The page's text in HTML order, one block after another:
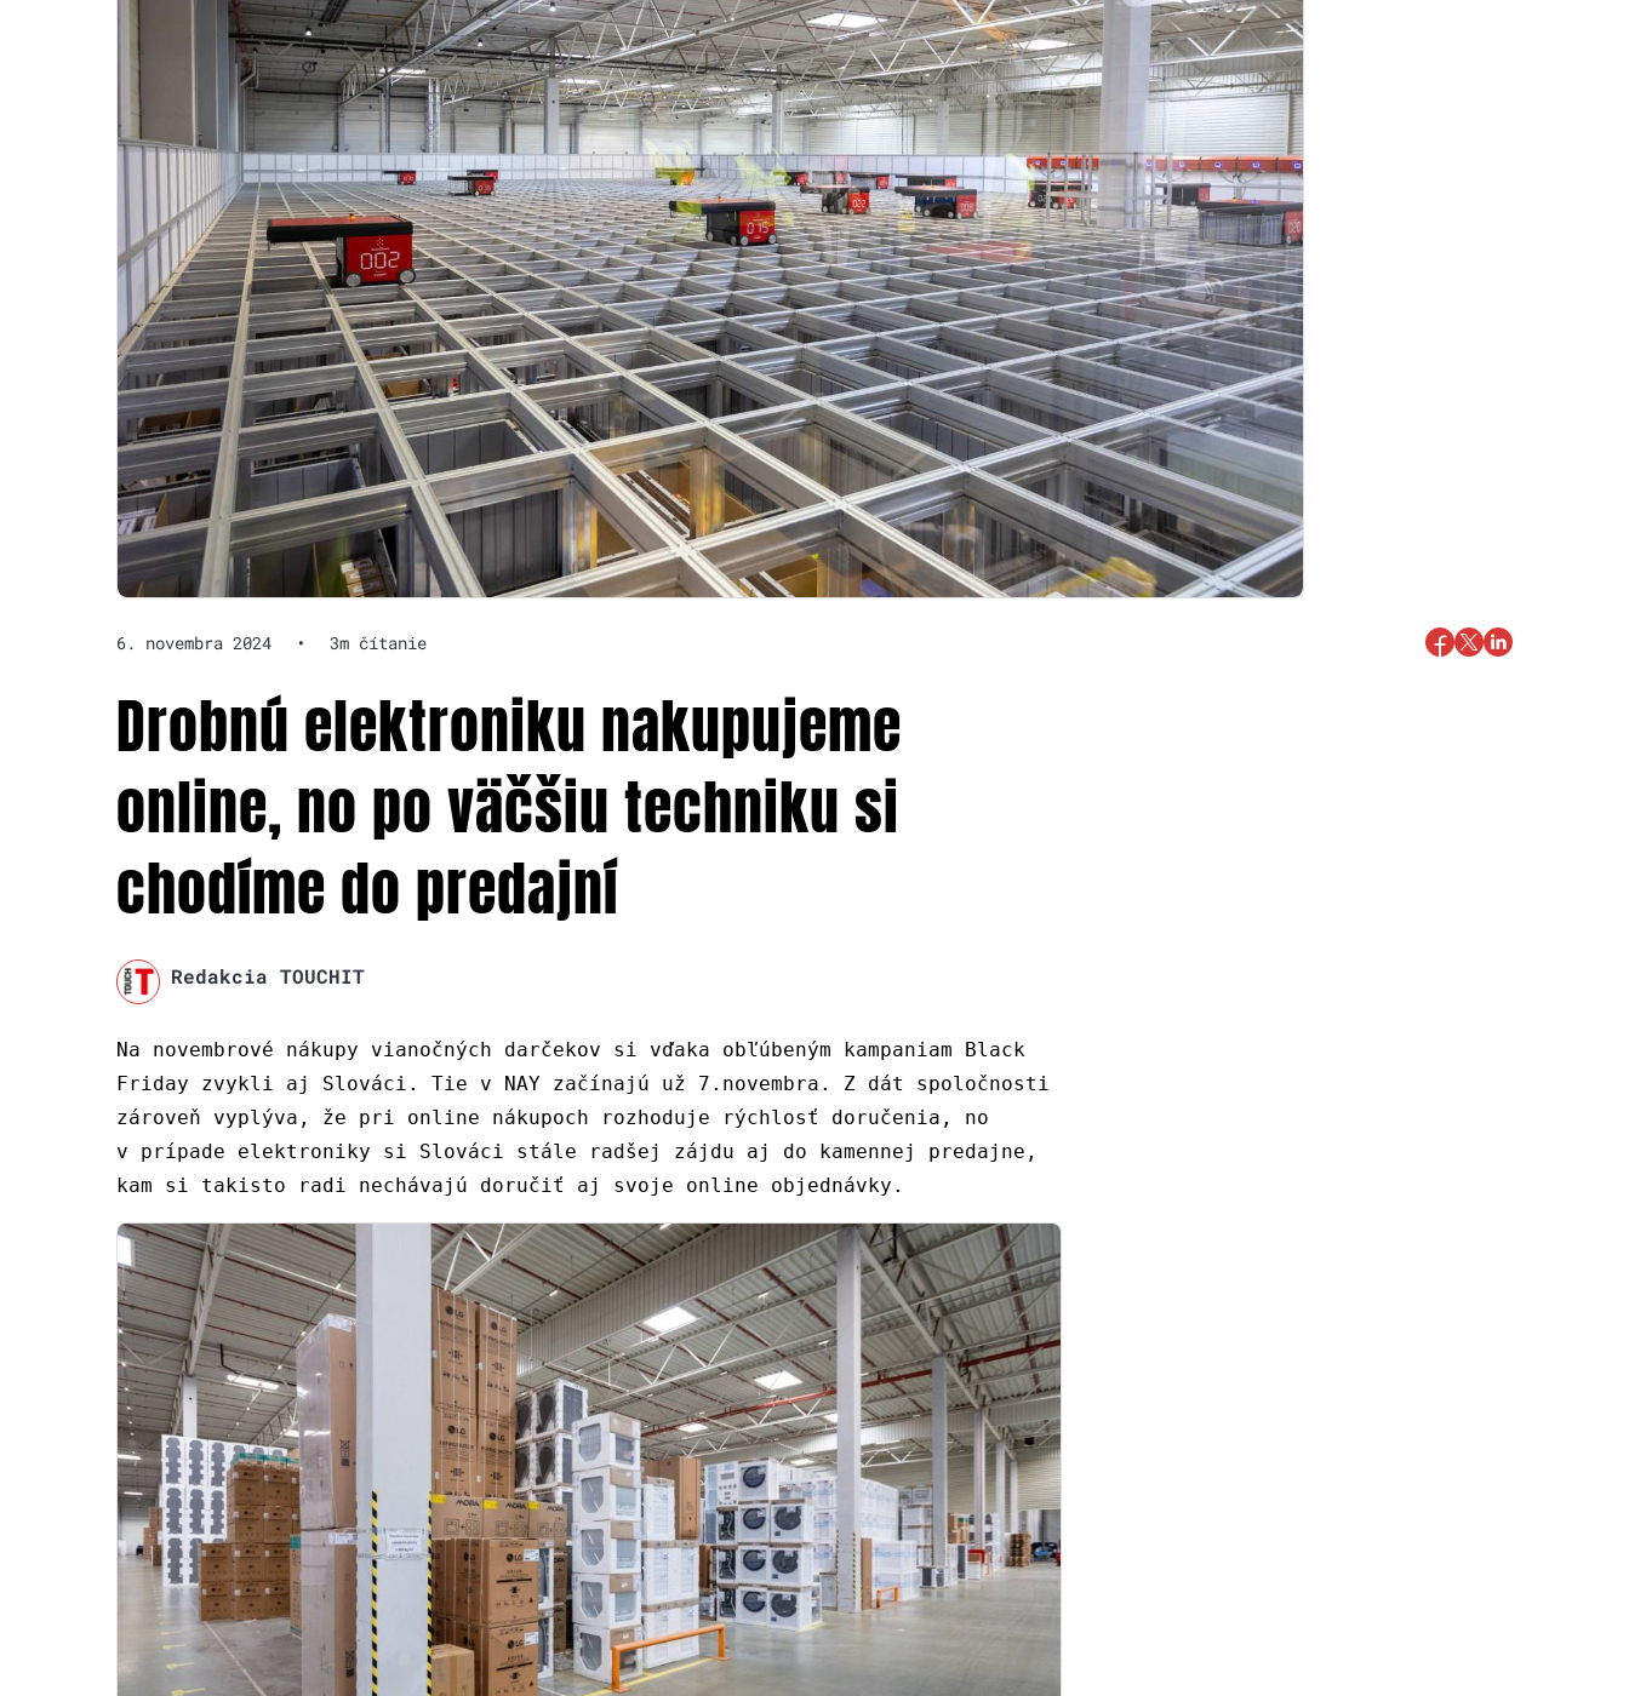
6. novembra 2024 • 3m čítanie
Drobnú elektroniku nakupujeme
online, no po väčšiu techniku si
chodíme do predajní
Redakcia TOUCHIT
Na novembrové nákupy vianočných darčekov si vďaka obľúbeným kampaniam Black
Friday zvykli aj Slováci. Tie v NAY začínajú už 7.novembra. Z dát spoločnosti
zároveň vyplýva, že pri online nákupoch rozhoduje rýchlosť doručenia, no
v prípade elektroniky si Slováci stále radšej zájdu aj do kamennej predajne,
kam si takisto radi nechávajú doručiť aj svoje online objednávky.